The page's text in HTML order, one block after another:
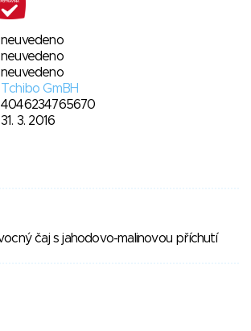
neuvedeno
neuvedeno
neuvedeno
Tchibo GmBH
4046234765670
31. 3. 2016
čaj s jahodovo-malinovou příchutí